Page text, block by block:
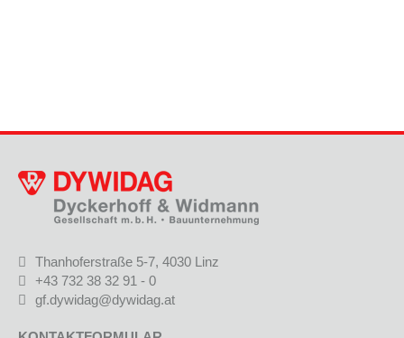
Thanhoferstraße 5-7, 4030 Linz
+43 732 38 32 91 - 0
gf.dywidag@dywidag.at